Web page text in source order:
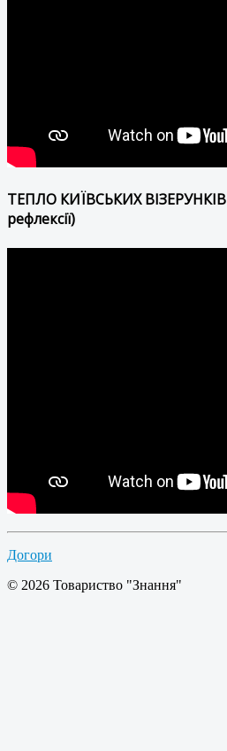
ТЕПЛО КИЇВСЬКИХ ВІЗЕРУНКІВ
рефлексії)
Догори
© 2026 Товариство "Знання"